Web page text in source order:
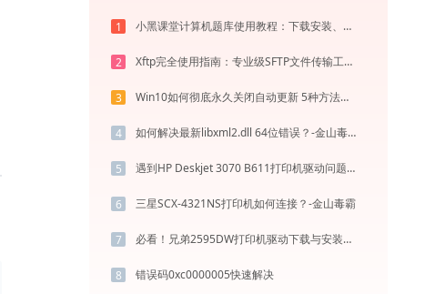
1 小黑课堂计算机题库使用教程：下载安装、模拟考试与高效刷题全攻略
2 Xftp完全使用指南：专业级SFTP文件传输工具从安装到精通（2026最新）
3 Win10如何彻底永久关闭自动更新 5种方法教你永久关闭win10自动更新
4 如何解决最新libxml2.dll 64位错误？-金山毒霸
5 遇到HP Deskjet 3070 B611打印机驱动问题？这里有最全的下载及安装指导
6 三星SCX-4321NS打印机如何连接？-金山毒霸
7 必看！兄弟2595DW打印机驱动下载与安装的正确姿势
8 错误码0xc0000005快速解决